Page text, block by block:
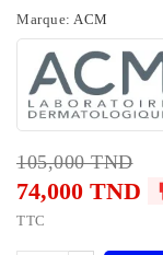
Marque: ACM
105,000 TND
74,000 TND
TTC